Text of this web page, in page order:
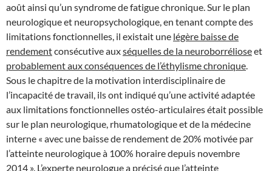
août ainsi qu’un syndrome de fatigue chronique. Sur le plan
neurologique et neuropsychologique, en tenant compte des
limitations fonctionnelles, il existait une légère baisse de
rendementconsécutive auxséquelles de la neuroborrélioseet
probablement aux conséquences de l’éthylisme chronique
Sous le chapitre de la motivation interdisciplinaire de
l’incapacité de travail, ils ont indiqué qu’une activité adaptée
aux limitations fonctionnelles ostéo-articulaires était possible
sur le plan neurologique, rhumatologique et de la médecine
interne « avec une baisse de rendement de 20% motivée par
l’atteinte neurologique à 100% horaire depuis novembre
2014 ». L’experte neurologue a précisé que l’atteinte